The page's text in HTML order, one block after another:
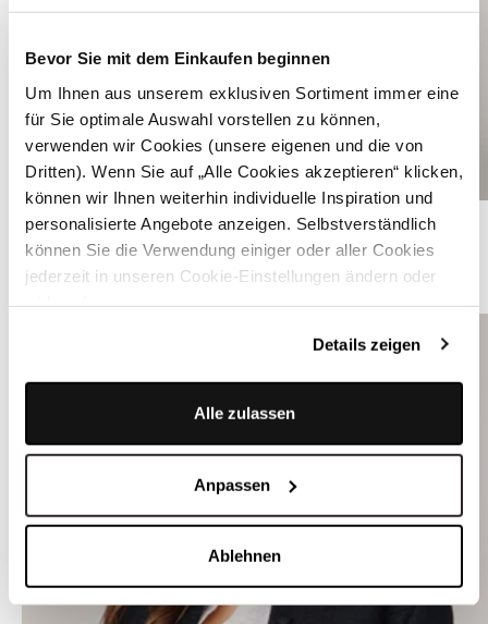
Bevor Sie mit dem Einkaufen beginnen
Um Ihnen aus unserem exklusiven Sortiment immer eine
für Sie optimale Auswahl vorstellen zu können,
verwenden wir Cookies (unsere eigenen und die von
Dritten). Wenn Sie auf „Alle Cookies akzeptieren“ klicken,
können wir Ihnen weiterhin individuelle Inspiration und
personalisierte Angebote anzeigen. Selbstverständlich
können Sie die Verwendung einiger oder aller Cookies
jederzeit in unseren Cookie-Einstellungen ändern oder
Details zeigen
Alle zulassen
Anpassen
Ablehnen
WEITERE TRACHTENJANKER